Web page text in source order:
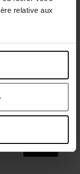
relative aux
GUERLAIN